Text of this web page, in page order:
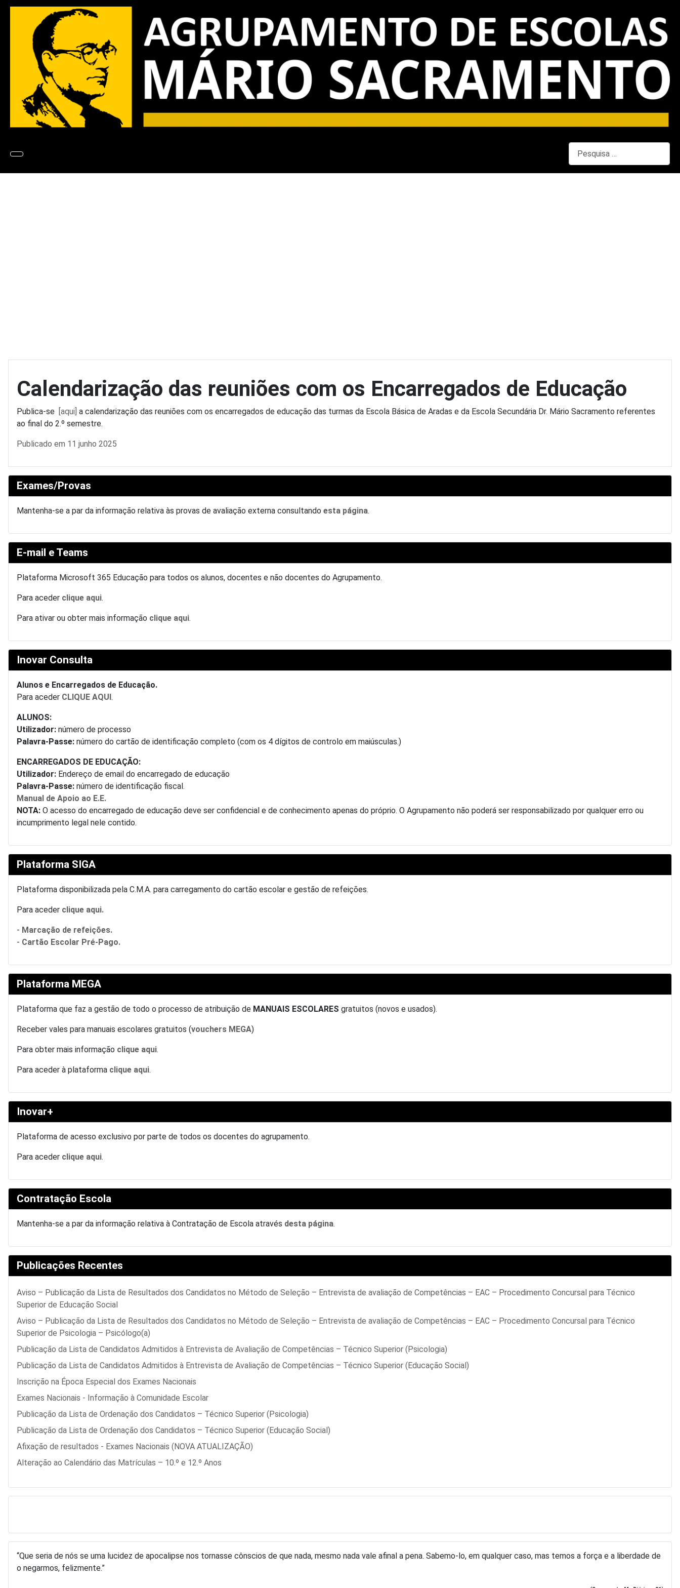
Calendarização das reuniões com os Encarregados de Educação
Publica-se [aqui] a calendarização das reuniões com os encarregados de educação das turmas da Escola Básica de Aradas e da Escola Secundária Dr. Mário Sacramento referentes
ao final do 2.º semestre.
Detalhes
Publicado em 11 junho 2025
Exames/Provas
Mantenha-se a par da informação relativa às provas de avaliação externa consultando esta página.
E-mail e Teams
Plataforma Microsoft 365 Educação para todos os alunos, docentes e não docentes do Agrupamento.
Para aceder clique aqui.
Para ativar ou obter mais informação clique aqui.
Inovar Consulta
Alunos e Encarregados de Educação.
Para aceder CLIQUE AQUI .
ALUNOS:
Utilizador: número de processo
Palavra-Passe: número do cartão de identificação completo (com os 4 dígitos de controlo em maiúsculas.)
ENCARREGADOS DE EDUCAÇÃO:
Utilizador: Endereço de email do encarregado de educação
Palavra-Passe: número de identificação fiscal.
Manual de Apoio ao E.E.
NOTA: O acesso do encarregado de educação deve ser confidencial e de conhecimento apenas do próprio. O Agrupamento não poderá ser responsabilizado por qualquer erro ou
incumprimento legal nele contido.
Plataforma SIGA
Plataforma disponibilizada pela C.M.A. para carregamento do cartão escolar e gestão de refeições.
Para aceder clique aqui.
- Marcação de refeições.
- Cartão Escolar Pré-Pago.
Plataforma MEGA
Plataforma que faz a gestão de todo o processo de atribuição de MANUAIS ESCOLARES gratuitos (novos e usados).
Receber vales para manuais escolares gratuitos (vouchers MEGA)
Para obter mais informação clique aqui.
Para aceder à plataforma clique aqui.
Inovar+
Plataforma de acesso exclusivo por parte de todos os docentes do agrupamento.
Para aceder clique aqui.
Contratação Escola
Mantenha-se a par da informação relativa à Contratação de Escola através desta página.
Publicações Recentes
Aviso – Publicação da Lista de Resultados dos Candidatos no Método de Seleção – Entrevista de avaliação de Competências – EAC – Procedimento Concursal para Técnico
Superior de Educação Social
Aviso – Publicação da Lista de Resultados dos Candidatos no Método de Seleção – Entrevista de avaliação de Competências – EAC – Procedimento Concursal para Técnico
Superior de Psicologia – Psicólogo(a)
Publicação da Lista de Candidatos Admitidos à Entrevista de Avaliação de Competências – Técnico Superior (Psicologia)
Publicação da Lista de Candidatos Admitidos à Entrevista de Avaliação de Competências – Técnico Superior (Educação Social)
Inscrição na Época Especial dos Exames Nacionais
Exames Nacionais - Informação à Comunidade Escolar
Publicação da Lista de Ordenação dos Candidatos – Técnico Superior (Psicologia)
Publicação da Lista de Ordenação dos Candidatos – Técnico Superior (Educação Social)
Afixação de resultados - Exames Nacionais (NOVA ATUALIZAÇÃO)
Alteração ao Calendário das Matrículas – 10.º e 12.º Anos
“Que seria de nós se uma lucidez de apocalipse nos tornasse cônscios de que nada, mesmo nada vale afinal a pena. Sabemo-lo, em qualquer caso, mas temos a força e a liberdade de
o negarmos, felizmente.”